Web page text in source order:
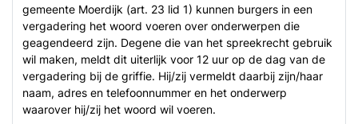
gemeente Moerdijk (art. 23 lid 1) kunnen burgers in een
vergadering het woord voeren over onderwerpen die
geagendeerd zijn. Degene die van het spreekrecht gebruik
wil maken, meldt dit uiterlijk voor 12 uur op de dag van de
vergadering bij de griffie. Hij/zij vermeldt daarbij zijn/haar
naam, adres en telefoonnummer en het onderwerp
waarover hij/zij het woord wil voeren.